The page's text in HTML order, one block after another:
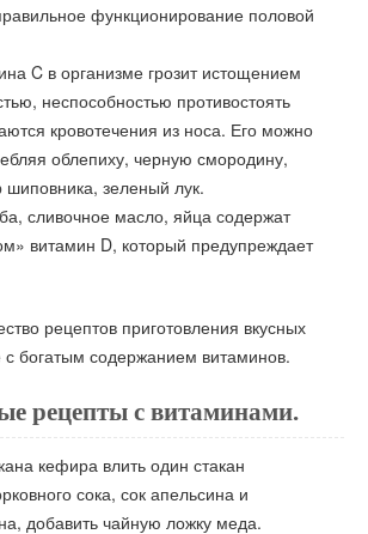
функционирование половой
C в организме грозит истощением
неспособностью противостоять
кровотечения из носа. Его можно
облепиху, черную смородину,
шиповника, зеленый лук.
сливочное масло, яйца содержат
витамин D, который предупреждает
рецептов приготовления вкусных
с богатым содержанием витаминов.
рецепты с витаминами.
кефира влить один стакан
сока, сок апельсина и
добавить чайную ложку меда.